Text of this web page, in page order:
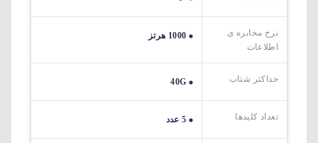
نرخ مخابره ی
اطلاعات
1000 هرتز
حداکثر شتاب 40G
تعداد کلیدها 5 عدد